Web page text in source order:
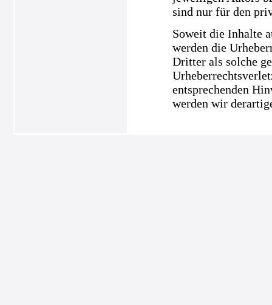
sind nur für den
Soweit die Inhalte
werden die
Dritter als solche
entsprechenden
werden wir